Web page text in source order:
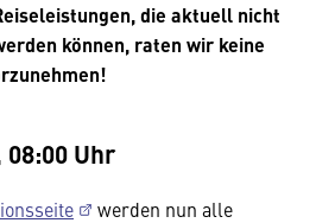
die aktuell nicht
können, raten wir keine
08:00 Uhr
werden nun alle